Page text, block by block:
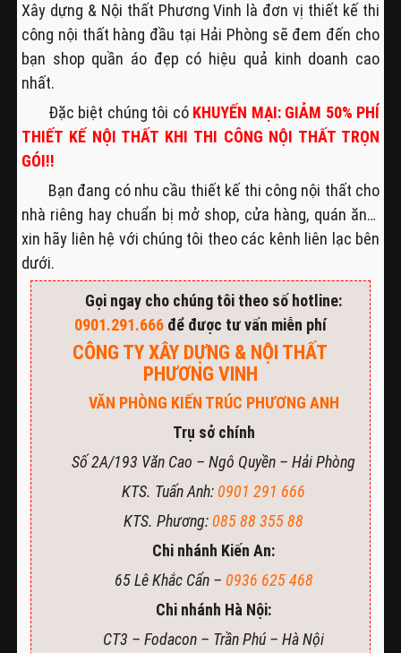
Xây dựng & Nội thất Phương Vinh là đơn vị thiết kế thi
công nội thất hàng đầu tại Hải Phòng sẽ đem đến cho
bạn shop quần áo đẹp có hiệu quả kinh doanh cao
nhất.
Đặc biệt chúng tôi có KHUYẾN MẠI: GIẢM 50% PHÍ
THIẾT KẾ NỘI THẤT KHI THI CÔNG NỘI THẤT TRỌN
GÓI!!
Bạn đang có nhu cầu thiết kế thi công nội thất cho
nhà riêng hay chuẩn bị mở shop, cửa hàng, quán ăn…
xin hãy liên hệ với chúng tôi theo các kênh liên lạc bên
dưới.
Gọi ngay cho chúng tôi theo số hotline:
0901.291.666để được tư vấn miễn phí
CÔNG TY XÂY DỰNG & NỘI THẤT
PHƯƠNG VINH
VĂN PHÒNG KIẾN TRÚC PHƯƠNG ANH
Trụ sở chính
Số 2A/193 Văn Cao – Ngô Quyền – Hải Phòng
KTS. Tuấn Anh: 0901 291 666
KTS. Phương: 085 88 355 88
Chi nhánh Kiến An:
65 Lê Khắc Cẩn – 0936 625 468
Chi nhánh Hà Nội:
CT3 – Fodacon – Trần Phú – Hà Nội